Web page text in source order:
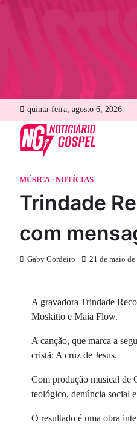
quinta-feira, agosto 6, 2026
MÚSICA NOTÍCIAS
Trindade
com
Gaby Cordeiro 21 de maio de
A gravadora Trindade
Moskitto e Maia Flow.
A canção, que marca a
cristã: A cruz de Jesus.
Com produção musical de
teológico, denúncia social
O resultado é uma obra